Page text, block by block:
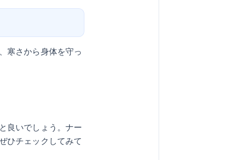
寒さから身体を守っ
良いでしょう。ナー
ひチェックしてみて